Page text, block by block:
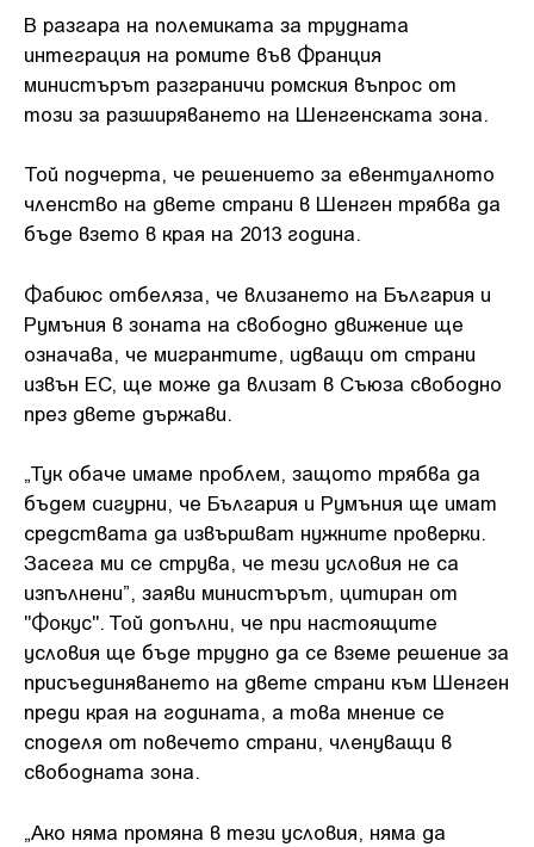
В разгара на полемиката за трудната
интеграция на ромите във Франция
министърът разграничи ромския въпрос от
този за разширяването на Шенгенската зона.
Той подчерта, че решението за евентуалното
членство на двете страни в Шенген трябва да
бъде взето в края на 2013 година.
Фабиюс отбеляза, че влизането на България и
Румъния в зоната на свободно движение ще
означава, че мигрантите, идващи от страни
извън ЕС, ще може да влизат в Съюза свободно
през двете държави.
„Тук обаче имаме проблем, защото трябва да
бъдем сигурни, че България и Румъния ще имат
средствата да извършват нужните проверки.
Засега ми се струва, че тези условия не са
изпълнени”, заяви министърът, цитиран от
"Фокус". Той допълни, че при настоящите
условия ще бъде трудно да се вземе решение за
присъединяването на двете страни към Шенген
преди края на годината, а това мнение се
споделя от повечето страни, членуващи в
свободната зона.
„Ако няма промяна в тези условия, няма да